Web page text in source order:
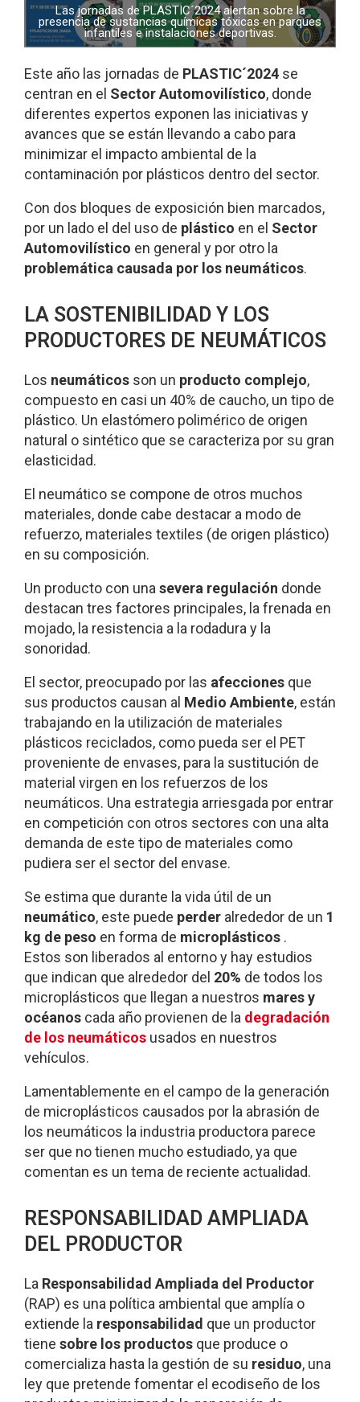
Las jornadas de PLASTIC´2024 alertan sobre la
presencia de sustancias químicas tóxicas en parques
infantiles e instalaciones deportivas.
Este año las jornadas de PLASTIC´2024 se
centran en el Sector Automovilístico, donde
diferentes expertos exponen las iniciativas y
avances que se están llevando a cabo para
minimizar el impacto ambiental de la
contaminación por plásticos dentro del sector.
Con dos bloques de exposición bien marcados,
por un lado el del uso de plástico en el Sector
Automovilístico en general y por otro la
problemática causada por los neumáticos.
LA SOSTENIBILIDAD Y LOS
PRODUCTORES DE NEUMÁTICOS
Los neumáticos son un producto complejo,
compuesto en casi un 40% de caucho, un tipo de
plástico. Un elastómero polimérico de origen
natural o sintético que se caracteriza por su gran
elasticidad.
El neumático se compone de otros muchos
materiales, donde cabe destacar a modo de
refuerzo, materiales textiles (de origen plástico)
en su composición.
Un producto con una severa regulación donde
destacan tres factores principales, la frenada en
mojado, la resistencia a la rodadura y la
sonoridad.
El sector, preocupado por las afecciones que
sus productos causan al Medio Ambiente, están
trabajando en la utilización de materiales
plásticos reciclados, como pueda ser el PET
proveniente de envases, para la sustitución de
material virgen en los refuerzos de los
neumáticos. Una estrategia arriesgada por entrar
en competición con otros sectores con una alta
demanda de este tipo de materiales como
pudiera ser el sector del envase.
Se estima que durante la vida útil de un
neumático, este puede perder alrededor de un 1
kg de peso en forma de microplásticos .
Estos son liberados al entorno y hay estudios
que indican que alrededor del 20% de todos los
microplásticos que llegan a nuestros mares y
océanos cada año provienen de la degradación
de los neumáticos usados en nuestros
vehículos.
Lamentablemente en el campo de la generación
de microplásticos causados por la abrasión de
los neumáticos la industria productora parece
ser que no tienen mucho estudiado, ya que
comentan es un tema de reciente actualidad.
RESPONSABILIDAD AMPLIADA
DEL PRODUCTOR
La Responsabilidad Ampliada del Productor
(RAP) es una política ambiental que amplía o
extiende la responsabilidad que un productor
tiene sobre los productos que produce o
comercializa hasta la gestión de su residuo, una
ley que pretende fomentar el ecodiseño de los